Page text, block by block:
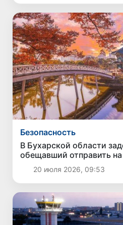
Безопасность
В Бухарской области
обещавший отправить
Корею за 8 тысяч
20 июля 2026, 09:53